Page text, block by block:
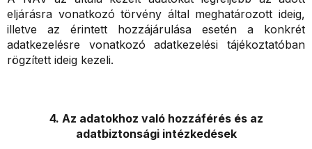
eljárásra vonatkozó törvény által meghatározott ideig,
illetve az érintett hozzájárulása esetén a konkrét
adatkezelésre vonatkozó adatkezelési tájékoztatóban
rögzített ideig kezeli.
4. Az adatokhoz való hozzáférés és az
adatbiztonsági intézkedések